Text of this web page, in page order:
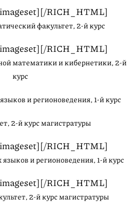
RICH_HTML]
факультет, 2-й курс
RICH_HTML]
математики и кибернетики, 2-й
курс
и регионоведения, 1-й курс
2-й курс магистратуры
RICH_HTML]
и регионоведения, 1-й курс
RICH_HTML]
2-й курс магистратуры